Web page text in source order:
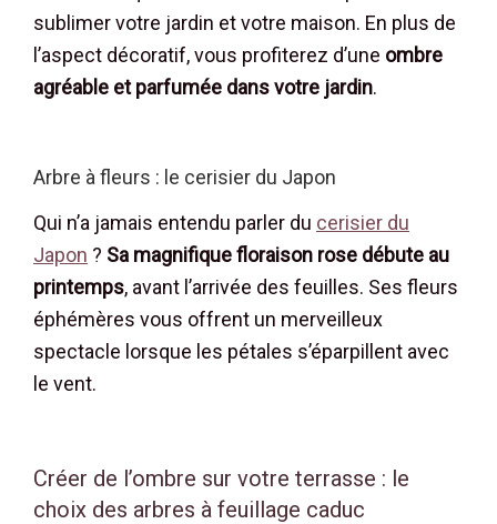
sublimer votre jardin et votre maison. En plus de
l’aspect décoratif, vous profiterez d’une ombre
agréable et parfumée dans votre jardin.
Arbre à fleurs : le cerisier du Japon
Qui n’a jamais entendu parler du cerisier du
Japon ? Sa magnifique floraison rose débute au
printemps, avant l’arrivée des feuilles. Ses fleurs
éphémères vous offrent un merveilleux
spectacle lorsque les pétales s’éparpillent avec
le vent.
Créer de l’ombre sur votre terrasse : le
choix des arbres à feuillage caduc